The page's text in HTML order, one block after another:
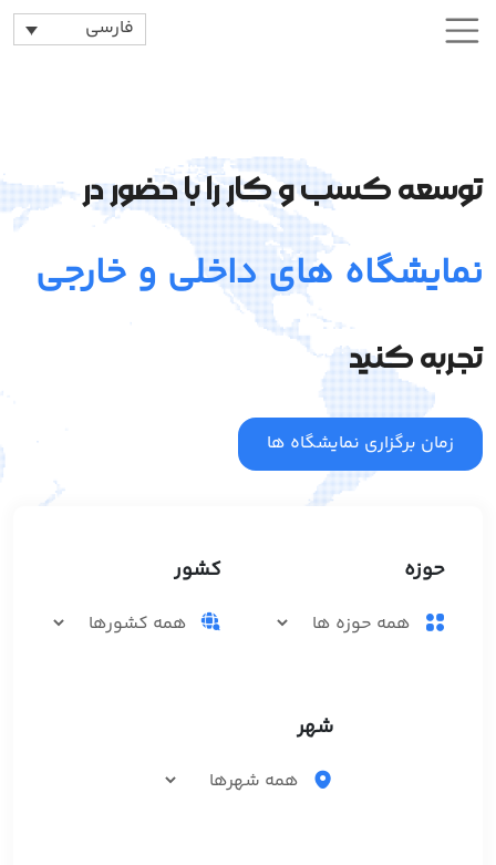
فارسی
توسعه کسب و کار را با حضور در
نمایشگاه های داخلی و خارجی
تجربه کنید
زمان برگزاری نمایشگاه ها
حوزه کشور
شهر